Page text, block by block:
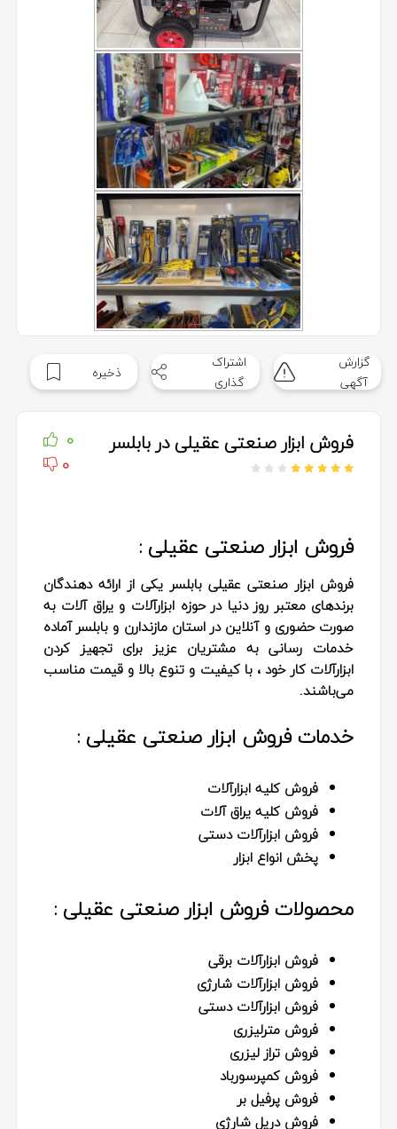
گزارش
آگهی
اشتراک
گذاری
ذخیره
فروش ابزار صنعتی عقیلی در بابلسر
0
0
فروش ابزار صنعتی عقیلی :
فروش ابزار صنعتی عقیلی بابلسر یکی از ارائه دهندگان
برندهای معتبر روز دنیا در حوزه ابزارآلات و یراق آلات به
صورت حضوری و آنلاین در استان مازندارن و بابلسر آماده
خدمات رسانی به مشتریان عزیز برای تجهیز کردن
ابزارآلات کار خود ، با کیفیت و تنوع بالا و قیمت مناسب
می‌باشند.
خدمات فروش ابزار صنعتی عقیلی :
فروش کلیه ابزارآلات
فروش کلیه یراق آلات
فروش ابزارآلات دستی
پخش انواع ابزار
محصولات فروش ابزار صنعتی عقیلی :
فروش ابزارآلات برقی
فروش ابزارآلات شارژی
فروش ابزارآلات دستی
فروش مترلیزری
فروش تراز لیزری
فروش کمپرسورباد
فروش پرفیل بر
فروش دریل شارژی